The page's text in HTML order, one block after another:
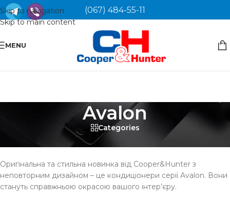
Skip to navigation
Skip to main content
(067) 484-55-11
MENU
Avalon
Categories
Кондиціонер Avalon
Оригінальна та стильна новинка від Cooper&Hunter з
неповторним дизайном – це кондиціонери серії Avalon. Вони
стануть справжньою окрасою вашого інтер’єру.